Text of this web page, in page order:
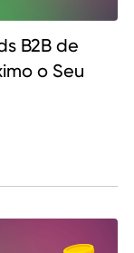
B2B de
o Seu